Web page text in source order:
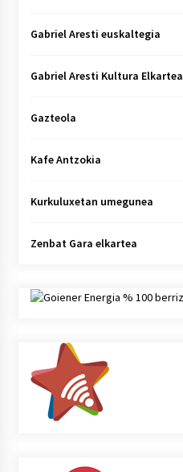
Gabriel Aresti euskaltegia
Gabriel Aresti Kultura Elkartea
Gazteola
Kafe Antzokia
Kurkuluxetan umegunea
Zenbat Gara elkartea